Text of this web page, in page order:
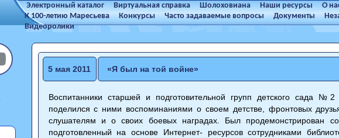
Электронный каталог Виртуальная справка Шолоховиана Наши ресурсы О
К 100-летию Маресьева
Конкурсы Часто задаваемые вопросы Документы
Видеоролики
5 мая 2011 «Я был на той войне»
Воспитанники старшей и подготовительной групп детского сада
поделился с ними воспоминаниями о своем детстве, фронтовых
слушателям и о своих боевых наградах. Был продемонстрирован
подготовленный на основе Интернет- ресурсов сотрудниками